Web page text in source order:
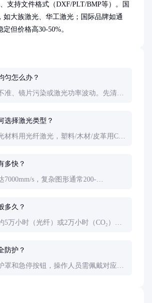
、支持文件格式（DXF/PLT/BMP等）。国
如大族激光、华工激光；国际品牌如通
但价格高30-50%。
匀怎么办？
准、镜片污染或激光功率波动。先清洁
选择激光类型？
材料用光纤激光，塑料/木材/皮革用CO₂
多快？
7000mm/s，复杂图形通常200-
多久？
5万小时（光纤）或2万小时（CO₂），
防护？
罩和急停按钮，操作人员需佩戴对应波